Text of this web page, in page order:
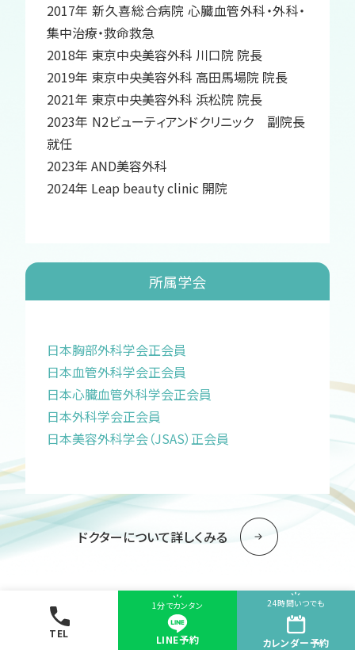
TEL
1分でカンタン
LINE予約
24時間いつでも
カレンダー予約
2017年 新久喜総合病院 心臓血管外科・外科・
集中治療・救命救急
2018年 東京中央美容外科 川口院 院長
2019年 東京中央美容外科 高田馬場院 院長
2021年 東京中央美容外科 浜松院 院長
2023年 N2ビューティアンドクリニック 副院長
就任
2023年 AND美容外科
2024年 Leap beauty clinic 開院
所属学会
日本胸部外科学会正会員
日本血管外科学会正会員
日本心臓血管外科学会正会員
日本外科学会正会員
日本美容外科学会（JSAS）正会員
ドクターについて詳しくみる